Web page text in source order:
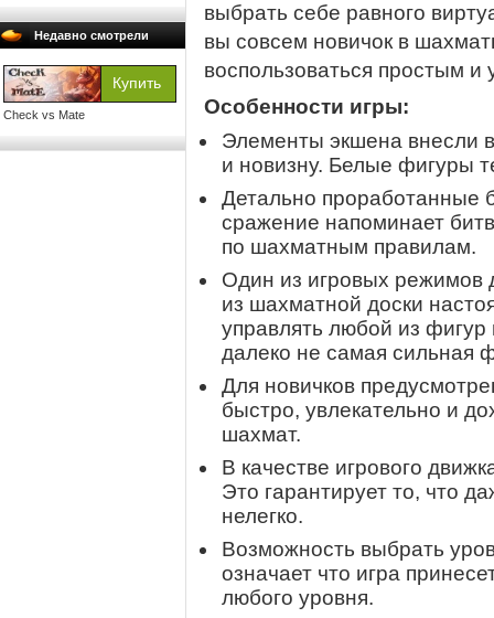
Недавно смотрели
Check vs Mate
выбрать себе равного
вы совсем новичок в
воспользоваться простым
Особенности игры:
Элементы экшена внесли
и новизну. Белые
Детально проработанные
сражение напоминает
по шахматным правилам.
Один из игровых режимов
из шахматной доски
управлять любой из
далеко не самая сильная
Для новичков
быстро, увлекательно и
шахмат.
В качестве игрового
Это гарантирует то, что
нелегко.
Возможность выбрать
означает что игра
любого уровня.